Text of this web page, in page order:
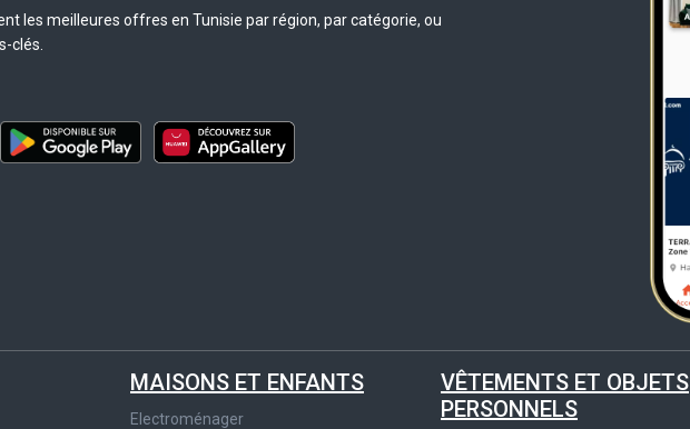
les meilleures offres en Tunisie par région, par catégorie, ou
clés.
MAISONS ET ENFANTS
Electroménager
VÊTEMENTS ET OBJETS
PERSONNELS